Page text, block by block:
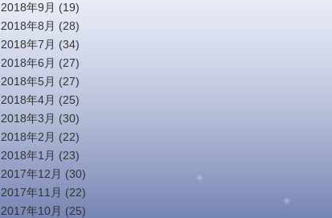
2018年9月 (19)
2018年8月 (28)
2018年7月 (34)
2018年6月 (27)
2018年5月 (27)
2018年4月 (25)
2018年3月 (30)
2018年2月 (22)
2018年1月 (23)
2017年12月 (30)
2017年11月 (22)
2017年10月 (25)